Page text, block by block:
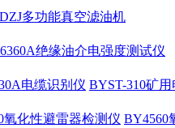
DZJ多功能真空滤油机
绝缘油介电强度测试仪
电缆识别仪 BYST-310矿
氧化性避雷器检测仪 BY4560